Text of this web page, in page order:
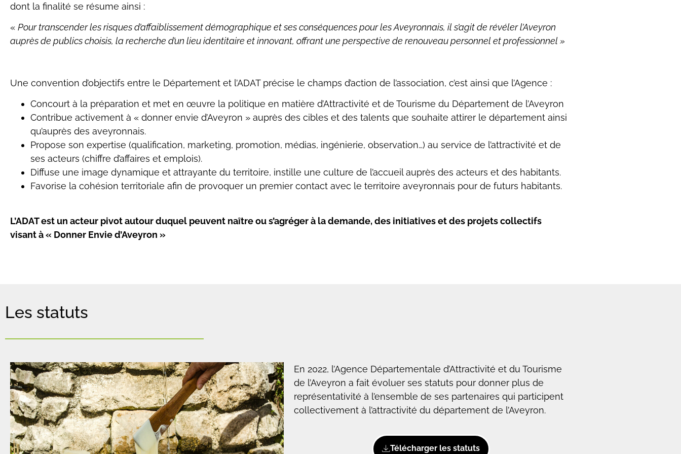
dont la finalité se résume ainsi :
« Pour transcender les risques d’affaiblissement démographique et ses conséquences pour les Aveyronnais, il s’agit de révéler l’Aveyron
auprès de publics choisis, la recherche d’un lieu identitaire et innovant, offrant une perspective de renouveau personnel et professionnel »
Une convention d’objectifs entre le Département et l’ADAT précise le champs d’action de l’association, c’est ainsi que l’Agence :
Concourt à la préparation et met en œuvre la politique en matière d’Attractivité et de Tourisme du Département de l’Aveyron
Contribue activement à « donner envie d’Aveyron » auprès des cibles et des talents que souhaite attirer le département ainsi
qu’auprès des aveyronnais.
Propose son expertise (qualification, marketing, promotion, médias, ingénierie, observation…) au service de l’attractivité et de
ses acteurs (chiffre d’affaires et emplois).
Diffuse une image dynamique et attrayante du territoire, instille une culture de l’accueil auprès des acteurs et des habitants.
Favorise la cohésion territoriale afin de provoquer un premier contact avec le territoire aveyronnais pour de futurs habitants.
L’ADAT est un acteur pivot autour duquel peuvent naître ou s’agréger à la demande, des initiatives et des projets collectifs
visant à « Donner Envie d’Aveyron »
Les statuts
En 2022, l’Agence Départementale d’Attractivité et du Tourisme
de l’Aveyron a fait évoluer ses statuts pour donner plus de
représentativité à l’ensemble de ses partenaires qui participent
collectivement à l’attractivité du département de l’Aveyron.
Télécharger les statuts